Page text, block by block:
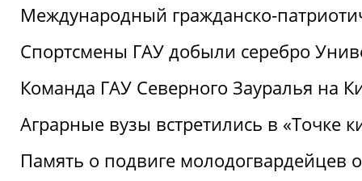
Международный гражданско-
Спортсмены ГАУ добыли серебро
Команда ГАУ Северного Зауралья на
Аграрные вузы встретились в «Точке
Память о подвиге молодогвардейцев